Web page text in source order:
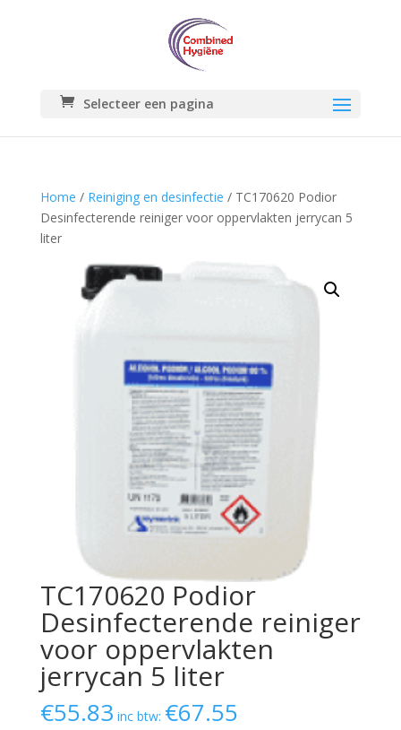
Selecteer een pagina
Home / Reiniging en desinfectie / TC170620 Podior
Desinfecterende reiniger voor oppervlakten jerrycan 5
liter
TC170620 Podior
Desinfecterende reiniger
voor oppervlakten
jerrycan 5 liter
€55.83 inc btw: €67.55